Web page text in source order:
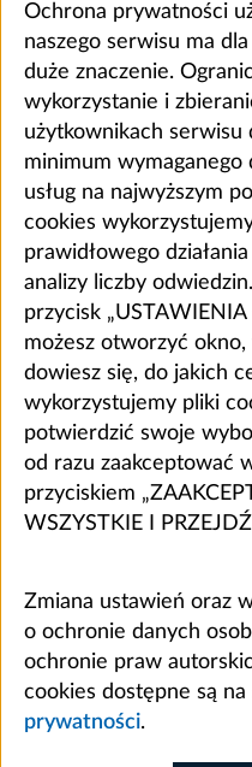
Ochrona prywatności
naszego serwisu ma
duże znaczenie.
wykorzystanie i
użytkownikach serwisu
minimum wymaganego
usług na najwyższym
cookies
prawidłowego
analizy liczby
przycisk „USTAWIENIA
możesz otworzyć
dowiesz się, do jakich
wykorzystujemy pliki
potwierdzić swoje
od razu zaakceptować
przyciskiem
WSZYSTKIE I
Zmiana ustawień oraz
o ochronie danych
ochronie praw
cookies dostępne są
prywatności.